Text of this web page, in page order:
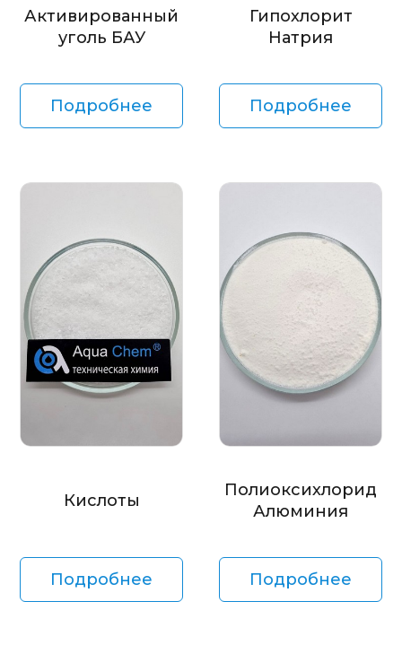
Активированный
уголь БАУ
Подробнее
Гипохлорит
Натрия
Подробнее
Кислоты
Подробнее
Полиоксихлорид
Алюминия
Подробнее